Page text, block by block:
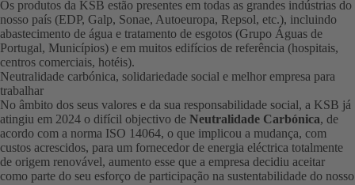
Os produtos da KSB estão presentes em todas as grandes indústrias do
nosso país (EDP, Galp, Sonae, Autoeuropa, Repsol, etc.), incluindo
abastecimento de água e tratamento de esgotos (Grupo Águas de
Portugal, Municípios) e em muitos edifícios de referência (hospitais,
centros comerciais, hotéis).
Neutralidade carbónica, solidariedade social e melhor empresa para
trabalhar
No âmbito dos seus valores e da sua responsabilidade social, a KSB já
atingiu em 2024 o difícil objectivo de Neutralidade Carbónica, de
acordo com a norma ISO 14064, o que implicou a mudança, com
custos acrescidos, para um fornecedor de energia eléctrica totalmente
de origem renovável, aumento esse que a empresa decidiu aceitar
como parte do seu esforço de participação na sustentabilidade do nosso